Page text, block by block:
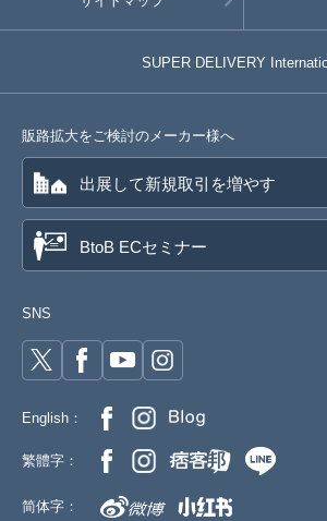
SUPER DELIVERY
販路拡大をご検討のメーカー様へ
出展して新規取引を増やす
BtoB ECセミナー
SNS
English：
繁體字：
简体字：